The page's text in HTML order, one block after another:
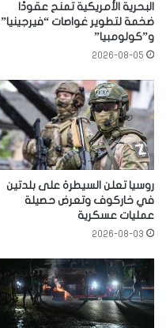
البحرية الأمريكية تمنح عقودًا
ضخمة لتطوير غواصات “فيرجينيا”
و”كولومبيا”
2026-08-05
روسيا تعلن السيطرة على بلدتين
في خاركوف وتعرض حصيلة
عمليات عسكرية
2026-08-03